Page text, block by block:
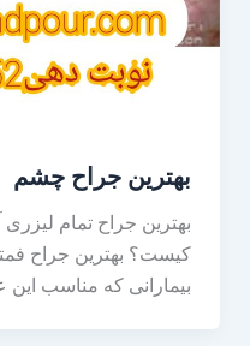
بهترین جراح چشم
بهترین جراح تمام لیزری
کیست؟ بهترین جراح
بیمارانی که مناسب